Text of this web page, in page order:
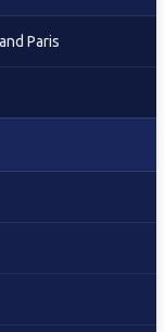
Paris